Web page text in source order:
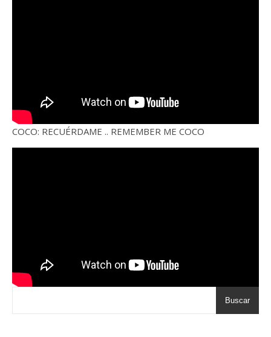
COCO: RECUÉRDAME .. REMEMBER ME COCO
Buscar